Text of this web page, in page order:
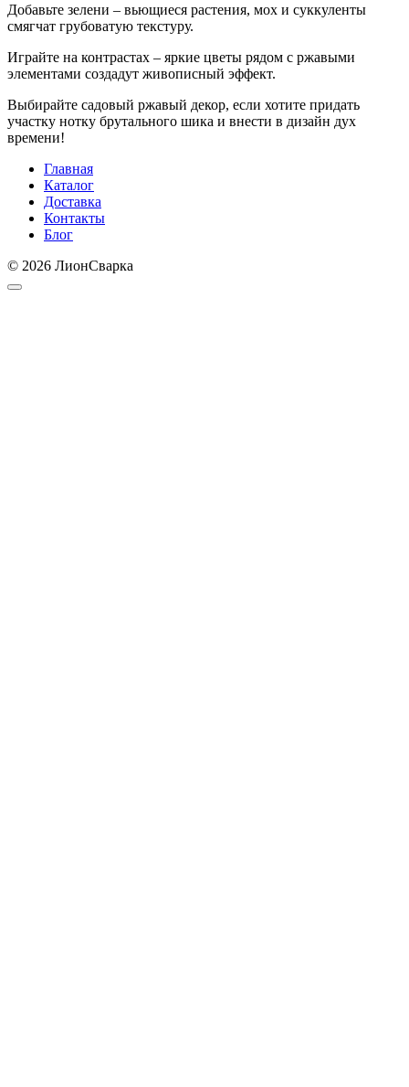
Добавьте зелени – вьющиеся растения, мох и суккуленты
смягчат грубоватую текстуру.
Играйте на контрастах – яркие цветы рядом с ржавыми
элементами создадут живописный эффект.
Выбирайте садовый ржавый декор, если хотите придать
участку нотку брутального шика и внести в дизайн дух
времени!
Главная
Каталог
Доставка
Контакты
Блог
© 2026 ЛионСварка